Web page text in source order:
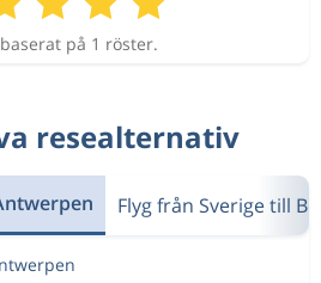
på 1 röster.
resealternativ
Flyg från Sverige till